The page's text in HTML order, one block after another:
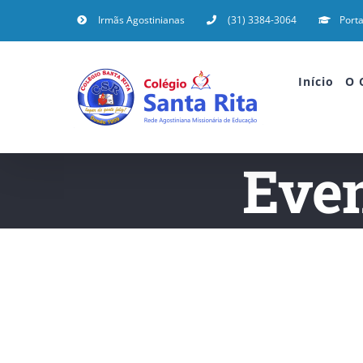
Irmãs Agostinianas (31) 3384-3064
Início O